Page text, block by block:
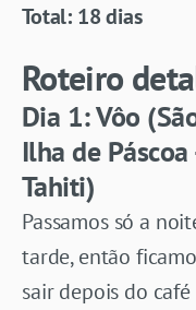
Total: 18 dias
Roteiro
Dia 1: Vôo
Ilha de
Tahiti)
Passamos só a
tarde, então
sair depois do